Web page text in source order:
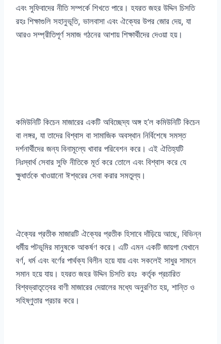
এবং সুফিবাদের নীতি সম্পর্কে শিখতে পারে। হযরত জহর উদ্দিন চিসতি
রহঃ শিক্ষাগুলি সহানুভূতি, ভালবাসা এবং ঐক্যের উপর জোর দেয়, যা
আরও সম্প্রীতিপূর্ণ সমাজ গঠনের আশায় শিক্ষার্থীদের দেওয়া হয়।
কমিউনিটি কিচেন মাজারের একটি অবিচ্ছেদ্য অঙ্গ হ’ল কমিউনিটি কিচেন
বা লঙ্গর, যা তাদের বিশ্বাস বা সামাজিক অবস্থান নির্বিশেষে সমস্ত
দর্শনার্থীদের জন্য বিনামূল্যে খাবার পরিবেশন করে। এই ঐতিহ্যটি
নিঃস্বার্থ সেবার সুফি নীতিকে মূর্ত করে তোলে এবং বিশ্বাস করে যে
ক্ষুধার্তকে খাওয়ানো ঈশ্বরের সেবা করার সমতুল্য।
ঐক্যের প্রতীক মাজারটি ঐক্যের প্রতীক হিসাবে দাঁড়িয়ে আছে, বিভিন্ন
ধর্মীয় পটভূমির মানুষকে আকর্ষণ করে। এটি এমন একটি জায়গা যেখানে
বর্ণ, ধর্ম এবং বর্ণের পার্থক্য বিলীন হয়ে যায় এবং সকলেই সাধুর সামনে
সমান হয়ে যায়। হযরত জহর উদ্দিন চিসতি রহঃ কর্তৃক প্রচারিত
বিশ্বভ্রাতৃত্বের বাণী মাজারের দেয়ালের মধ্যে অনুরণিত হয়, শান্তি ও
সহিষ্ণুতার প্রচার করে।